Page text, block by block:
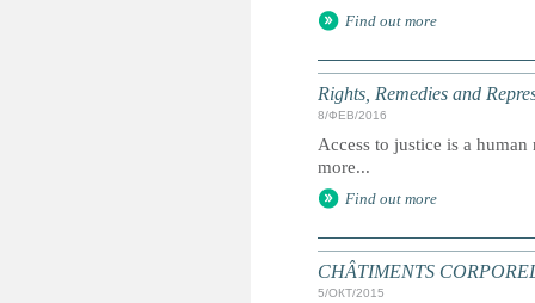
Find out more
Rights, Remedies and
8/ФЕВ/2016
Access to justice is a
more...
Find out more
CHÂTIMENTS
5/ОКТ/2015